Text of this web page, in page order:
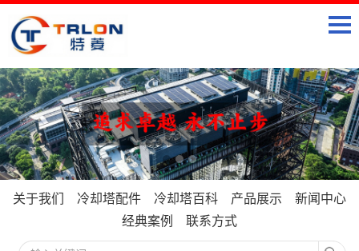
关于我们 冷却塔配件 冷却塔百科 产品展示
新闻中心
经典案例
联系方式